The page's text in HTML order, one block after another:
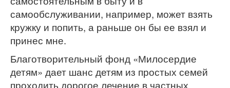
самообслуживании, например, может взять
кружку и попить, а раньше он бы ее взял и
принес мне.
Благотворительный фонд «Милосердие
детям» дает шанс детям из простых семей
проходить дорогое лечение в частных